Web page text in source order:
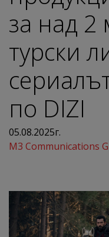
за над
турски
по DIZI
05.08.2025г.
M3 Communications